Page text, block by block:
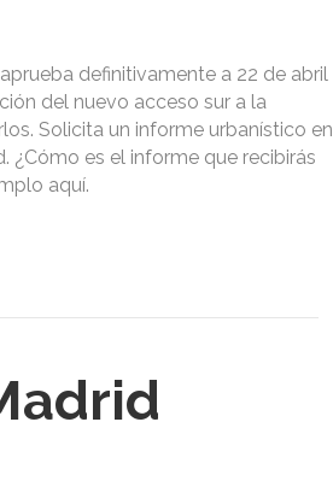
definitivamente a 22 de abril
del nuevo acceso sur a la
Solicita un informe urbanístico en
¿Cómo es el informe que recibirás
aquí.